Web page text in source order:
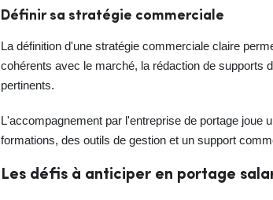
Définir sa stratégie commerciale
La définition d'une stratégie commerciale claire
cohérents avec le marché, la rédaction de supports
pertinents.
L'accompagnement par l'entreprise de portage joue
formations, des outils de gestion et un support
Les défis à anticiper en portage